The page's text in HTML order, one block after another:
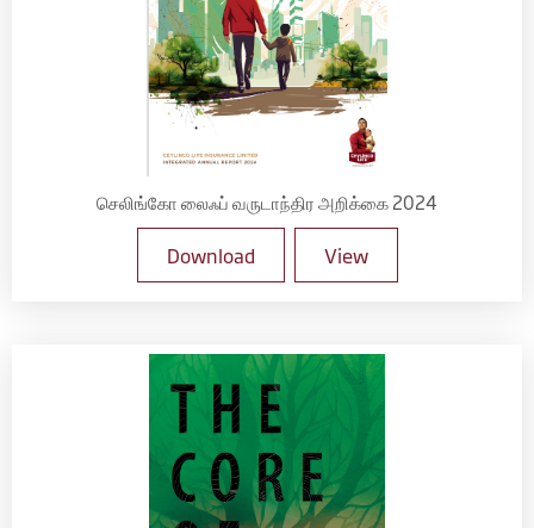
செலிங்கோ லைஃப் வருடாந்திர அறிக்கை 2024
Download View